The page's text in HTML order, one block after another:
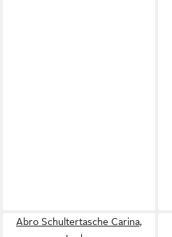
Abro Schultertasche Carina,